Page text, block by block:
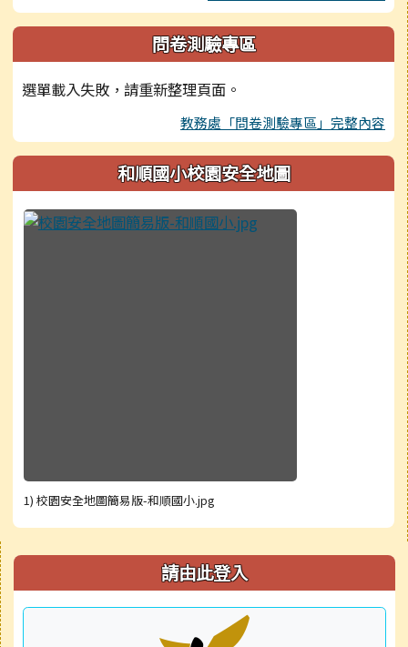
問卷測驗專區
選單載入失敗，請重新整理頁面。
教務處「問卷測驗專區」完整內容
和順國小校園安全地圖
1) 校園安全地圖簡易版-和順國小.jpg
右邊區域內容 請由此登入